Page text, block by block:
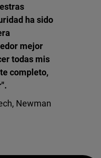
ha sido
mejor
todas mis
completo,
Newman